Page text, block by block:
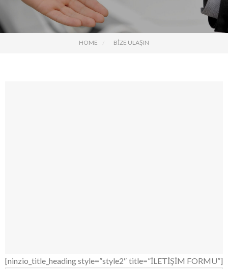
HOME BİZE ULAŞIN
[ninzio_title_heading style=”style2″ title=”İLETİŞİM FORMU”]